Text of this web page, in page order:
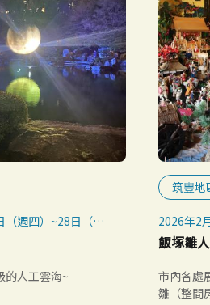
（週四）~28日（週
的人工雲海~
筑豐地
2026年2
（日）
官網。
飯塚雛
市內各處
雛（整間